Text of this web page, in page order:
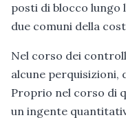
posti di blocco
due comuni della
Nel corso dei
alcune perquisizioni,
Proprio nel corso di
un ingente